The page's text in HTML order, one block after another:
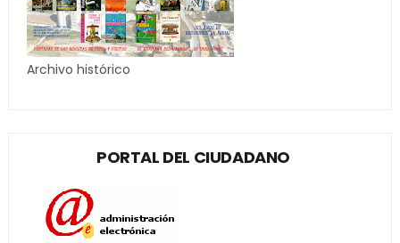
Archivo histórico
PORTAL DEL CIUDADANO